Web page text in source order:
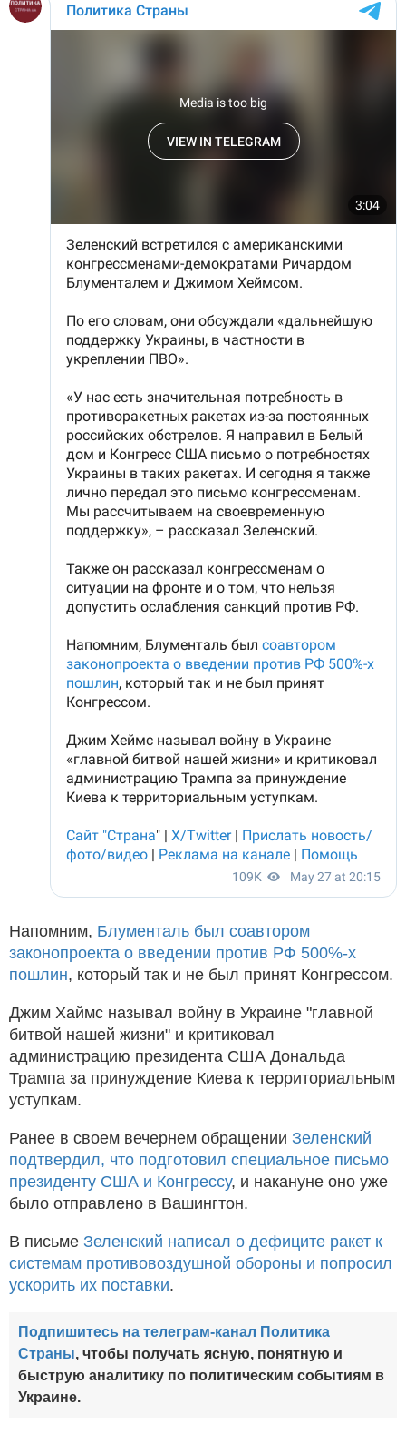
Напомним, Блументаль был соавтором
законопроекта о введении против РФ 500%-х
пошлин, который так и не был принят Конгрессом.
Джим Хаймс называл войну в Украине "главной
битвой нашей жизни" и критиковал
администрацию президента США Дональда
Трампа за принуждение Киева к территориальным
уступкам.
Ранее в своем вечернем обращении Зеленский
подтвердил, что подготовил специальное письмо
президенту США и Конгрессу, и накануне оно уже
было отправлено в Вашингтон.
В письме Зеленский написал о дефиците ракет к
системам противовоздушной обороны и попросил
ускорить их поставки.
Подпишитесь на телеграм-канал Политика
Страны, чтобы получать ясную, понятную и
быструю аналитику по политическим событиям в
Украине.